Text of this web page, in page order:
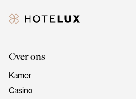
Amsterdam
Over ons
Kamer
Casino